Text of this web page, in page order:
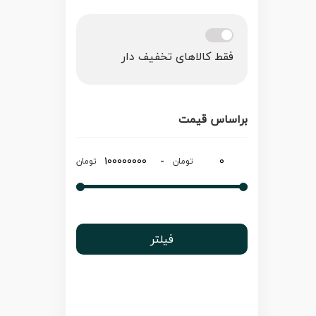
فقط کالاهای تخفیف دار
براساس قیمت
تومان - تومان
فیلتر